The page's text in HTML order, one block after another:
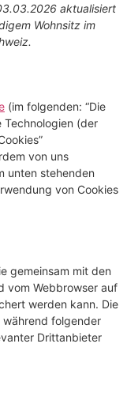
aktualisiert
Wohnsitz im
(im folgenden: “Die
Technologien (der
von uns
unten stehenden
von Cookies
gemeinsam mit den
vom Webbrowser auf
werden kann. Die
folgender
Drittanbieter